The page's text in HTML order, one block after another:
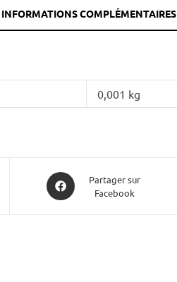
INFORMATIONS COMPLÉMENTAIRES
0,001 kg
Partager sur
Facebook